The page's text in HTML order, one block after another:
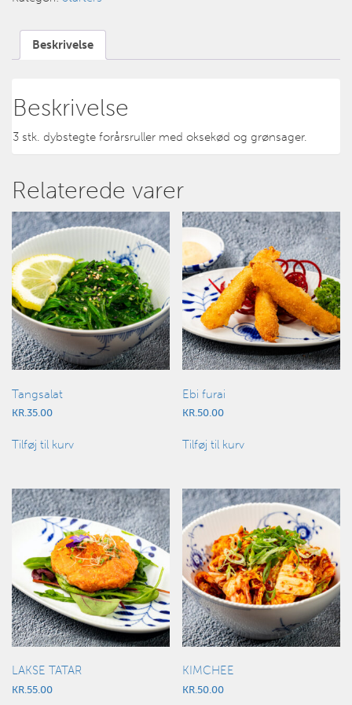
Beskrivelse
Beskrivelse
3 stk. dybstegte forårsruller med oksekød og grønsager.
Relaterede varer
Tangsalat
KR.35.00
Tilføj til kurv
Ebi furai
KR.50.00
Tilføj til kurv
LAKSE TATAR
KR. 55.00
KIMCHEE
KR. 50.00